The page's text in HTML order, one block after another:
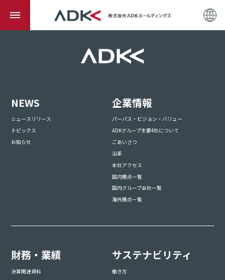
NEWS
ニュースリリース
トピックス
お知らせ
企業情報
パーパス・ビジョン・バリュー
ADKグループ主要4社について
ごあいさつ
沿革
本社アクセス
国内拠点一覧
国内グループ会社一覧
海外拠点一覧
財務・業績
決算関連資料
サステナビリティ
働き方